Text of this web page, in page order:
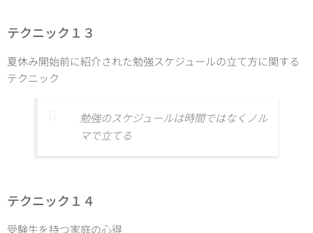
テクニック１３
夏休み開始前に紹介された勉強スケジュールの立て方に関する
テクニック
勉強のスケジュールは時間ではなくノル
マで立てる
テクニック１４
受験生を持つ家庭の心得